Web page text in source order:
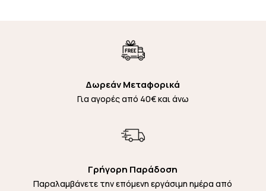
Δωρεάν Μεταφορικά
Για αγορές από 40€ και άνω
Γρήγορη Παράδοση
Παραλαμβάνετε την επόμενη εργάσιμη ημέρα από